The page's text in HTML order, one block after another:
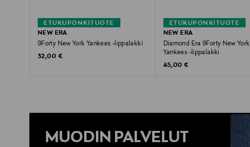
ETUKUPONKITUOTE
NEW ERA
9Forty New York Yankees -lippalakki
Original Price
32,00 €
ETUKUPONKITUOTE
NEW ERA
Diamond Era 9Forty New York
Yankees -lippalakki
Original Price
45,00 €
MUODIN PALVELUT